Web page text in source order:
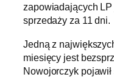
zapowiadających
sprzedaży za 11 dni.
Jedną z
miesięcy jest
Nowojorczyk